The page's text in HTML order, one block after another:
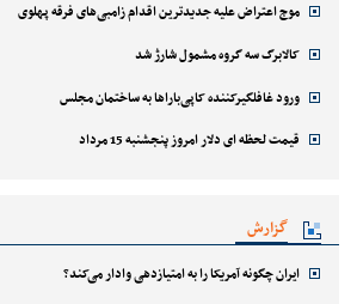
موج اعتراض علیه جدیدترین اقدام زامبی‌های فرقه پهلوی
کالابرگ سه گروه مشمول شارژ شد
ورود غافلگیرکننده کاپی‌باراها به ساختمان مجلس
قیمت لحظه ای دلار امروز پنجشنبه 15 مرداد
گزارش
ایران چگونه آمریکا را به امتیازدهی وادار می‌کند؟